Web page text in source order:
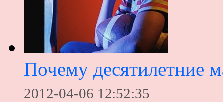
Почему десятилетние
2012-04-06 12:52:35